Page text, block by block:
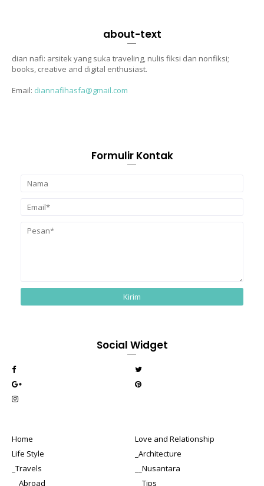
about-text
dian nafi: arsitek yang suka traveling, nulis fiksi dan nonfiksi;
books, creative and digital enthusiast.
Email: diannafihasfa@gmail.com
Formulir Kontak
Social Widget
Home
Love and Relationship
Life Style
_Architecture
_Travels
__Nusantara
__Abroad
__Tips